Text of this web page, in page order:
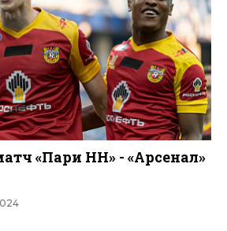
«Пари НН» - «Арсенал»